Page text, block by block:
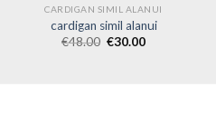
CARDIGAN SIMIL ALANUI
cardigan simil alanui
€48.00 €30.00